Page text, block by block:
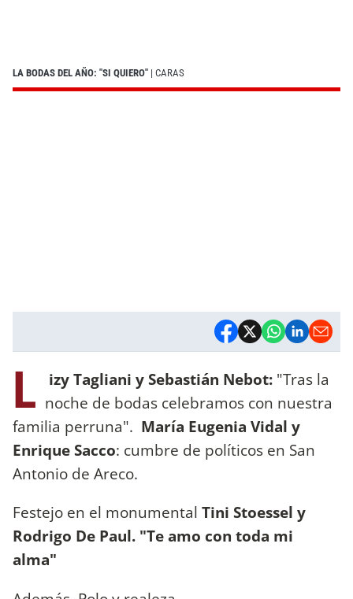
LA BODAS DEL AÑO: "SI QUIERO" | CARAS
L izy Tagliani y Sebastián Nebot: "Tras la
noche de bodas celebramos con nuestra
familia perruna". María Eugenia Vidal y
Enrique Sacco: cumbre de políticos en San
Antonio de Areco.
Festejo en el monumental Tini Stoessel y
Rodrigo De Paul. "Te amo con toda mi
alma"